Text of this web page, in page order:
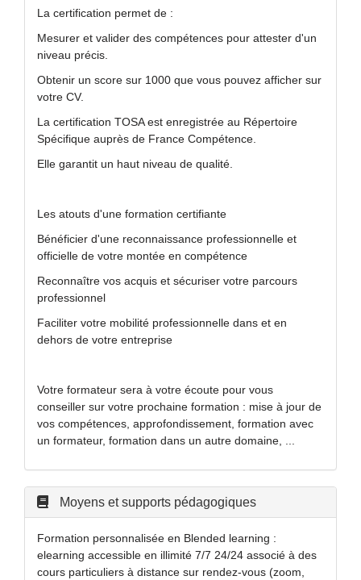
La certification permet de :
Mesurer et valider des compétences pour attester d'un
niveau précis.
Obtenir un score sur 1000 que vous pouvez afficher sur
votre CV.
La certification TOSA est enregistrée au Répertoire
Spécifique auprès de France Compétence.
Elle garantit un haut niveau de qualité.
Les atouts d'une formation certifiante
Bénéficier d'une reconnaissance professionnelle et
officielle de votre montée en compétence
Reconnaître vos acquis et sécuriser votre parcours
professionnel
Faciliter votre mobilité professionnelle dans et en
dehors de votre entreprise
Votre formateur sera à votre écoute pour vous
conseiller sur votre prochaine formation : mise à jour de
vos compétences, approfondissement, formation avec
un formateur, formation dans un autre domaine, ...
Moyens et supports pédagogiques
Formation personnalisée en Blended learning :
elearning accessible en illimité 7/7 24/24 associé à des
cours particuliers à distance sur rendez-vous (zoom,